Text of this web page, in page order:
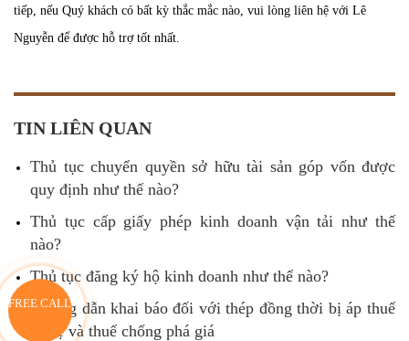
tiếp, nếu Quý khách có bất kỳ thắc mắc nào, vui lòng liên hệ với Lê
Nguyễn để được hỗ trợ tốt nhất.
TIN LIÊN QUAN
Thủ tục chuyển quyền sở hữu tài sản góp vốn được
quy định như thế nào?
Thủ tục cấp giấy phép kinh doanh vận tải như thế
nào?
Thủ tục đăng ký hộ kinh doanh như thế nào?
Hướng dẫn khai báo đối với thép đồng thời bị áp thuế
tự vệ và thuế chống phá giá
FREE CALL